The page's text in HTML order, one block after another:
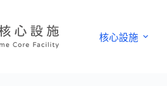
核心設施